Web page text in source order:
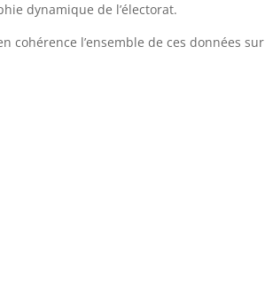
dynamique de l’électorat.
cohérence l’ensemble de ces données sur